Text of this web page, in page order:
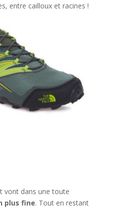
entre cailloux et racines !
vont dans une toute
plus fine. Tout en restant